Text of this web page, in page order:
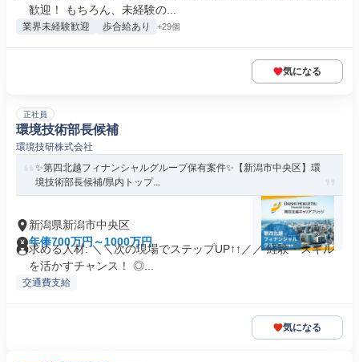
歓迎！ もちろん、未経験の...
業界未経験歓迎 歩合給あり +29個
気になる
正社員
環境技術部長候補
環境技研株式会社
✨️第四北越フィナンシャルグループ保有案件✨️【新潟市中央区】環
境技術部長候補/県内トップ...
新潟県新潟市中央区
年俸700万円～1000万円
求める人材: ＼＼次の現場でステップUP↑↑／／ 経験・スキル
を活かすチャンス！ ◎...
交通費支給
気になる